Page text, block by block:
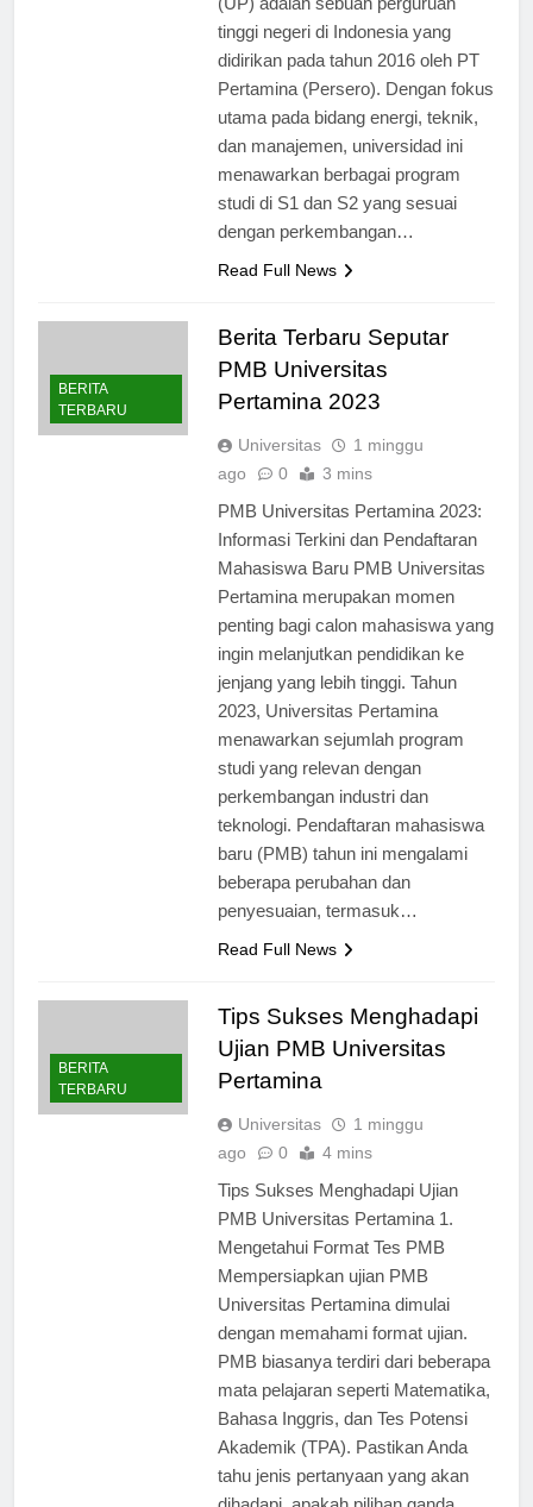
(UP) adalah sebuah perguruan
tinggi negeri di Indonesia yang
didirikan pada tahun 2016 oleh PT
Pertamina (Persero). Dengan fokus
utama pada bidang energi, teknik,
dan manajemen, universidad ini
menawarkan berbagai program
studi di S1 dan S2 yang sesuai
BERITA
Berita Terbaru Seputar
PMB Universitas
Universitas
1 minggu
PMB Universitas Pertamina 2023:
Informasi Terkini dan Pendaftaran
Mahasiswa Baru PMB Universitas
Pertamina merupakan momen
penting bagi calon mahasiswa yang
ingin melanjutkan pendidikan ke
jenjang yang lebih tinggi. Tahun
2023, Universitas Pertamina
menawarkan sejumlah program
studi yang relevan dengan
perkembangan industri dan
teknologi. Pendaftaran mahasiswa
baru (PMB) tahun ini mengalami
beberapa perubahan dan
BERITA
Tips Sukses Menghadapi
Ujian PMB Universitas
Universitas
1 minggu
Tips Sukses Menghadapi Ujian
PMB Universitas Pertamina 1.
Mengetahui Format Tes PMB
Mempersiapkan ujian PMB
Universitas Pertamina dimulai
dengan memahami format ujian.
PMB biasanya terdiri dari beberapa
mata pelajaran seperti Matematika,
Bahasa Inggris, dan Tes Potensi
Akademik (TPA). Pastikan Anda
tahu jenis pertanyaan yang akan